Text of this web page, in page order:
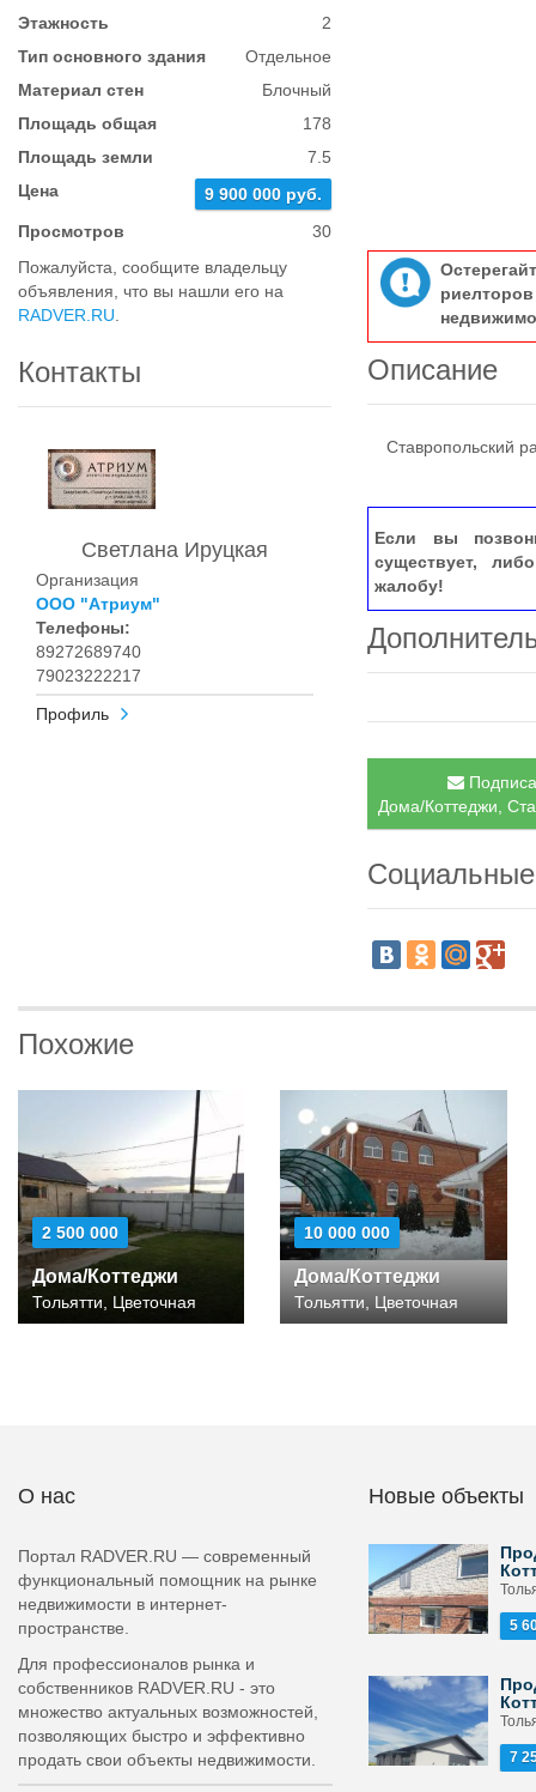
Этажность
2
Тип основного здания
Отдельное
Материал стен
Блочный
Площадь общая
178
Площадь земли
7.5
Цена
9 900 000 руб.
Просмотров
30
Пожалуйста, сообщите владельцу
объявления, что вы нашли его на
RADVER.RU
Контакты
Светлана Ируцкая
Организация
ООО "Атриум"
Телефоны:
89272689740
79023222217
Профиль
Описание
Ставропольский
Если вы
существует,
жалобу!
Дома/Коттеджи,
Похожие
2 500 000
Дома/Коттеджи
Тольятти, Цветочная
10 000 000
Дома/Коттеджи
Тольятти, Цветочная
О нас
Портал RADVER.RU — современный
функциональный помощник на рынке
недвижимости в интернет-
пространстве.
Для профессионалов рынка и
собственников RADVER.RU - это
множество актуальных возможностей,
позволяющих быстро и эффективно
продать свои объекты недвижимости.
Новые объекты
5
7